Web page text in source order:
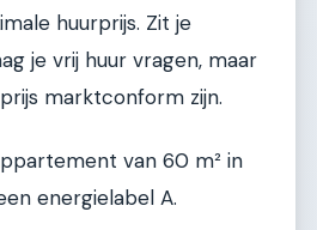
huurprijs. Zit je
je vrij huur vragen, maar
marktconform zijn.
van 60 m² in
energielabel A.